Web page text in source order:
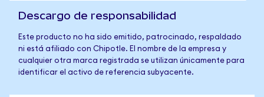
Descargo de responsabilidad
Este producto no ha sido emitido, patrocinado, respaldado
ni está afiliado con Chipotle. El nombre de la empresa y
cualquier otra marca registrada se utilizan únicamente para
identificar el activo de referencia subyacente.